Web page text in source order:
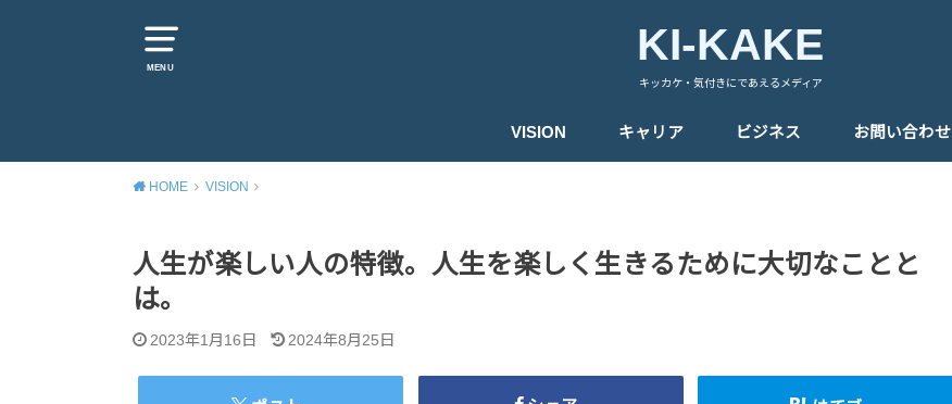
MENU KI-KAKE
キッカケ・気付きにであえるメディア
VISION キャリア ビジネス お問い合わせ
HOME VISION
人生が楽しい人の特徴。人生を楽しく生きるために大切なことと
は。
2023年1月16日 2024年8月25日